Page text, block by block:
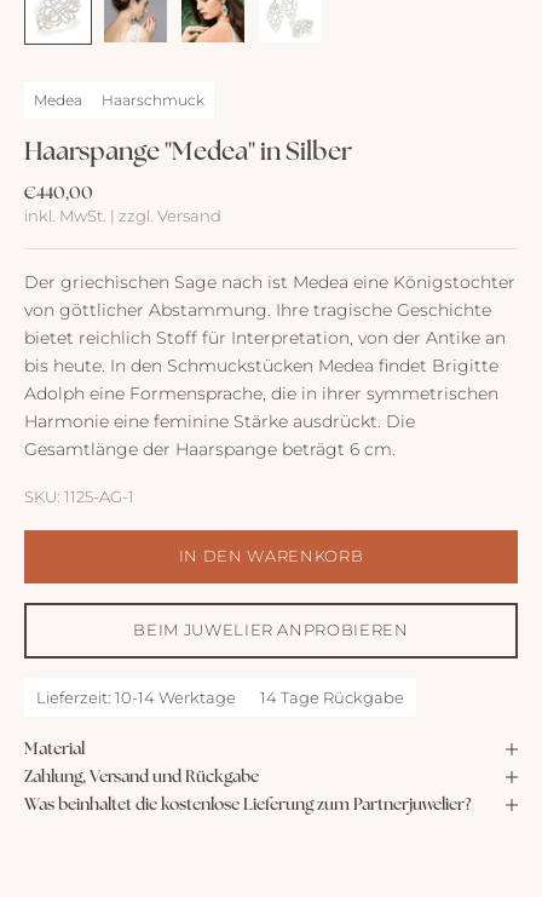
Medea Haarschmuck
Haarspange "Medea" in Silber
Angebot
€440,00
inkl. MwSt. | zzgl. Versand
Der griechischen Sage nach ist Medea eine Königstochter
von göttlicher Abstammung. Ihre tragische Geschichte
bietet reichlich Stoff für Interpretation, von der Antike an
bis heute. In den Schmuckstücken Medea findet Brigitte
Adolph eine Formensprache, die in ihrer symmetrischen
Harmonie eine feminine Stärke ausdrückt. Die
Gesamtlänge der Haarspange beträgt 6 cm.
SKU: 1125-AG-1
IN DEN WARENKORB
BEIM JUWELIER ANPROBIEREN
Lieferzeit: 10-14 Werktage 14 Tage Rückgabe
Material
Zahlung, Versand und Rückgabe
Was beinhaltet die kostenlose Lieferung zum Partnerjuwelier?